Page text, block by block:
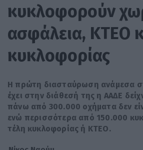
κυκλοφορούν
ασφάλεια, ΚΤΕΟ
κυκλοφορίας
Η πρώτη διασταύρωση ανάμεσα
έχει στην διάθεσή της η ΑΑΔΕ
πάνω από 300.000 οχήματα δεν
ενώ περισσότερα από 150.000
τέλη κυκλοφορίας ή ΚΤΕΟ.